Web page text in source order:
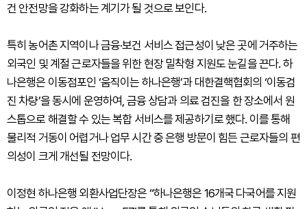
건 안전망을 강화하는 계기가 될 것으로 보인다.
특히 농어촌 지역이나 금융·보건 서비스 접근성이 낮은 곳에 거주하는
외국인 및 계절 근로자들을 위한 현장 밀착형 지원도 눈길을 끈다. 하
나은행은 이동점포인 ‘움직이는 하나은행’과 대한결핵협회의 ‘이동검
진 차량’을 동시에 운영하여, 금융 상담과 의료 검진을 한 장소에서 원
스톱으로 해결할 수 있는 복합 서비스를 제공하기로 했다. 이를 통해
물리적 거동이 어렵거나 업무 시간 중 은행 방문이 힘든 근로자들의 편
의성이 크게 개선될 전망이다.
이정현 하나은행 외환사업단장은 “하나은행은 16개국 다국어를 지원